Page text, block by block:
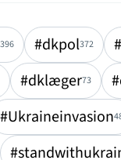
396 #dkpol372
#dklæger73
#Ukraineinvasion